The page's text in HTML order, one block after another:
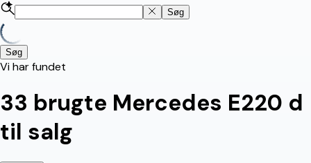
Søg
Søg
Vi har fundet
33 brugte Mercedes E220 d
til salg